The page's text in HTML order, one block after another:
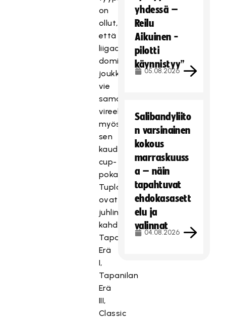
on
ollut,
että
liigaa
dominoiva
joukkue
vie
samalla
vireellään
myös
sen
kauden
cup-
pokaalin.
Tuplamestaruutta
ovat
juhlineet
kahdesti
Tapanilan
Erä
I,
Tapanilan
Erä
III,
Classic
yhdessä –
Reilu
Aikuinen -
pilotti
käynnistyy”
05.08.2026
Salibandyliito
n varsinainen
kokous
marraskuuss
a – näin
tapahtuvat
ehdokasasett
elu ja
valinnat
04.08.2026